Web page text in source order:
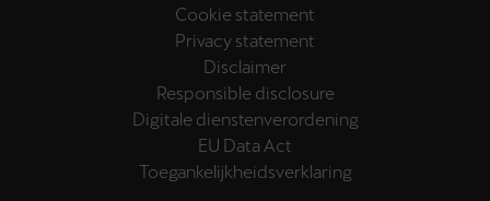
Cookie statement
Privacy statement
Disclaimer
Responsible disclosure
Digitale dienstenverordening
EU Data Act
Toegankelijkheidsverklaring